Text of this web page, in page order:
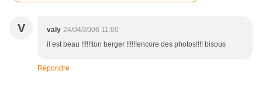
V valy 24/04/2006 11:00
il est beau !!!!!!ton berger !!!!!!encore des photos!!!! bisous
Répondre